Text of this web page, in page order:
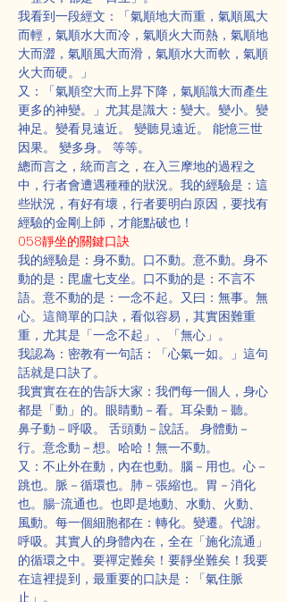
我看到一段經文：「氣順地大而重，氣順風大
而輕，氣順水大而冷，氣順火大而熱，氣順地
大而澀，氣順風大而滑，氣順水大而軟，氣順
火大而硬。」
又：「氣順空大而上昇下降，氣順識大而產生
更多的神變。」尤其是識大：變大。變小。變
神足。變看見遠近。 變聽見遠近。 能憶三世
因果。 變多身。 等等。
總而言之，統而言之，在入三摩地的過程之
中，行者會遭遇種種的狀況。我的經驗是：這
些狀況，有好有壞，行者要明白原因，要找有
經驗的金剛上師，才能點破也！
058靜坐的關鍵口訣
我的經驗是：身不動。口不動。意不動。身不
動的是：毘盧七支坐。口不動的是：不言不
語。意不動的是：一念不起。又曰：無事。無
心。這簡單的口訣，看似容易，其實困難重
重，尤其是「一念不起」、「無心」。
我認為：密教有一句話：「心氣一如。」這句
話就是口訣了。
我實實在在的告訴大家：我們每一個人，身心
都是「動」的。眼睛動－看。耳朵動－聽。
鼻子動－呼吸。 舌頭動－說話。 身體動－
行。意念動－想。哈哈！無一不動。
又：不止外在動，內在也動。腦－用也。心－
跳也。脈－循環也。肺－張縮也。胃－消化
也。腸-流通也。也即是地動、水動、火動、
風動。每一個細胞都在：轉化。變遷。代謝。
呼吸。其實人的身體內在，全在「施化流通」
的循環之中。要禪定難矣！要靜坐難矣！我要
在這裡提到，最重要的口訣是：「氣住脈
止」。